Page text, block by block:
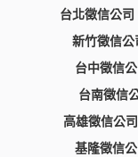
台北徵信公司
新竹徵信公
台中徵信公
台南徵信
高雄徵信公司
基隆徵信公